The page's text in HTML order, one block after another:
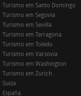
Turismo em Santo Domingo
Turismo em Segovia
Turismo em Sevilla
Turismo em Tarragona
Turismo em Toledo
Turismo em Varsovia
Turismo em Washington
Turismo em Zurich
Suiza
España